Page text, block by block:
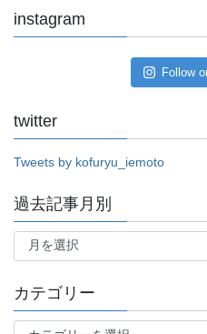
instagram
Follow
twitter
Tweets by kofuryu_iemoto
過去記事月別
過
事
別
カテゴリー